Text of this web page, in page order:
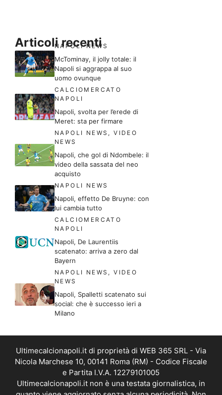
Articoli recenti
NAPOLI NEWS
McTominay, il jolly totale: il
Napoli si aggrappa al suo
uomo ovunque
CALCIOMERCATO
NAPOLI
Napoli, svolta per l’erede di
Meret: sta per firmare
NAPOLI NEWS ,VIDEO
NEWS
Napoli, che gol di Ndombele: il
video della sassata del neo
acquisto
NAPOLI NEWS
Napoli, effetto De Bruyne: con
lui cambia tutto
CALCIOMERCATO
NAPOLI
Napoli, De Laurentiis
scatenato: arriva a zero dal
Bayern
NAPOLI NEWS ,VIDEO
NEWS
Napoli, Spalletti scatenato sui
social: che è successo ieri a
Milano
Ultimecalcionapoli.it di proprietà di WEB 365 SRL - Via
Nicola Marchese 10, 00141 Roma (RM) - Codice Fiscale
e Partita I.V.A. 12279101005
Ultimecalcionapoli.it non è una testata giornalistica, in